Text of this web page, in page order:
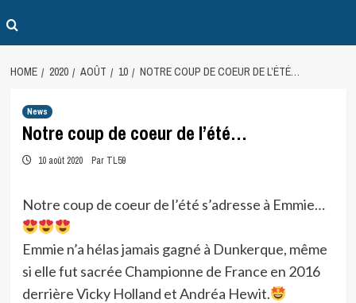
HOME 2020 AOÛT 10 NOTRE COUP DE COEUR DE L’ÉTÉ…
News
Notre coup de coeur de l’été…
10 août 2020 Par TL59
Notre coup de coeur de l’été s’adresse à Emmie…
Emmie n’a hélas jamais gagné à Dunkerque, même
si elle fut sacrée Championne de France en 2016
derrière Vicky Holland et Andréa Hewit.